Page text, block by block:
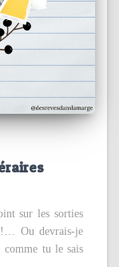
sur les sorties
!… Ou devrais-je
comme tu le sais